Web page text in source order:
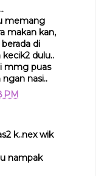
memang
makan kan,
di
dulu..
mmg puas
nasi..
PM
k..nex wik
nampak